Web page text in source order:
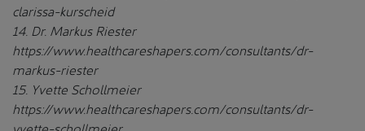
clarissa-kurscheid
14. Dr. Markus Riester
https://www.healthcareshapers.com/consultants/dr-
markus-riester
15. Yvette Schollmeier
https://www.healthcareshapers.com/consultants/dr-
yvette-schollmeier